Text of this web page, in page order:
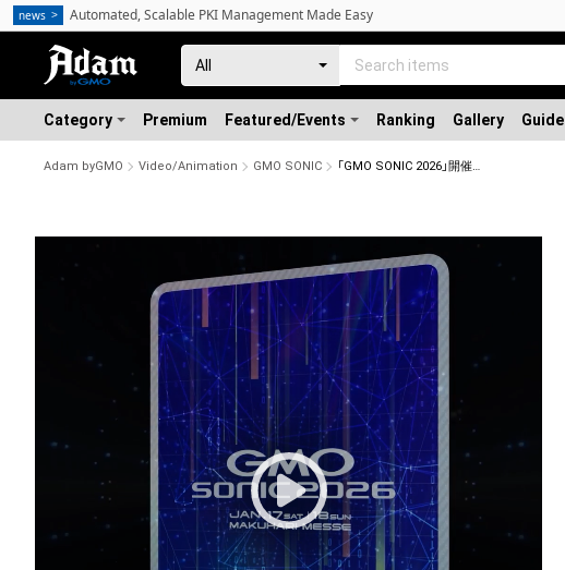
Category Premium Featured/Events Ranking Gallery Guide
Adam byGMO Video/Animation GMO SONIC 「GMO SONIC 2026」開催記念NFT
news Automated, Scalable PKI Management Made Easy